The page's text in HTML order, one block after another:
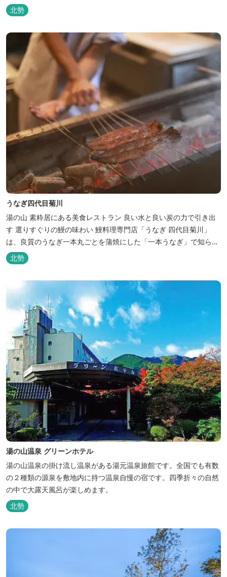
鑽を積んだ石垣雄介氏が開業した「そば切り石垣」。 翁伝統の完全
自家製粉による二八蕎麦を踏襲し、蕎麦と酒をシンプルに楽しむ店
天然の水の力...
北勢
うなぎ四代目菊川
湯の山 素粋居にある美食レストラン 良い水と良い炭の力で引き出
す 選りすぐりの鰻の味わい 鰻料理専門店「うなぎ 四代目菊川」
は、良質のうなぎ一本丸ごとを蒲焼にした「一本うなぎ」で知られ
ます。大きさも太さも極上の鰻を厳選し、皮をパリッと焼き上げて
も身質がフワッとやわらかい、贅沢な食感を実現。 鮮度抜群の鰻を
毎日捌き、良質の炭で焼き立てを供します。素材から炭まで、鰻の
美味しさを熟...
北勢
湯の山温泉 グリーンホテル
湯の山温泉の掛け流し温泉がある湯元温泉旅館です。全国でも有数
の２種類の源泉を敷地内に持つ温泉自慢の宿です。四季折々の自然
の中で大露天風呂が楽しめます。
北勢